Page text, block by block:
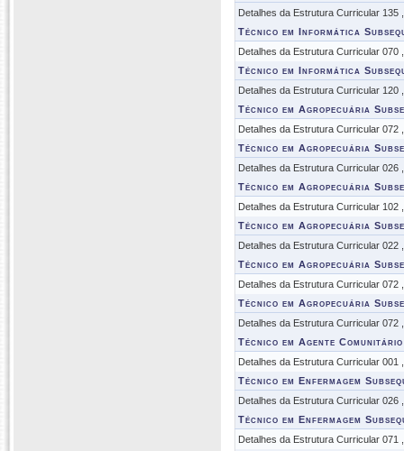
Detalhes da Estrutura Curricular 135
Técnico em Informática
Detalhes da Estrutura Curricular 070
Técnico em Informática
Detalhes da Estrutura Curricular 120
Técnico em Agropecuária
Detalhes da Estrutura Curricular 072
Técnico em Agropecuária
Detalhes da Estrutura Curricular 026
Técnico em Agropecuária
Detalhes da Estrutura Curricular 102
Técnico em Agropecuária
Detalhes da Estrutura Curricular 022
Técnico em Agropecuária
Detalhes da Estrutura Curricular 072
Técnico em Agropecuária
Detalhes da Estrutura Curricular 072
Técnico em Agente
Detalhes da Estrutura Curricular 001
Técnico em Enfermagem
Detalhes da Estrutura Curricular 026
Técnico em Enfermagem
Detalhes da Estrutura Curricular 071